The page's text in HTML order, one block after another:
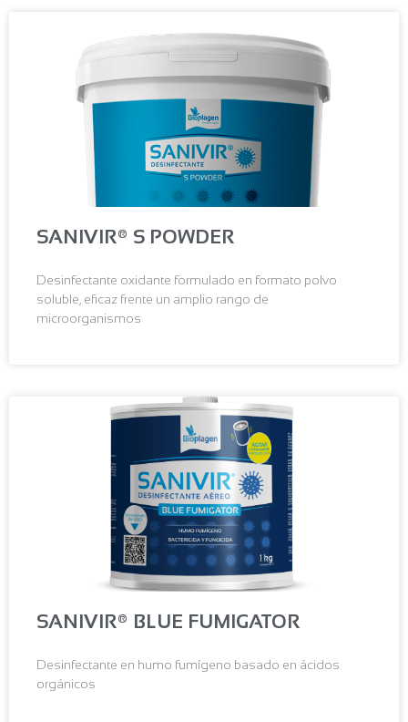
SANIVIR® S POWDER
Desinfectante oxidante formulado en formato polvo
soluble, eficaz frente un amplio rango de
microorganismos
SANIVIR® BLUE FUMIGATOR
Desinfectante en humo fumígeno basado en ácidos
orgánicos